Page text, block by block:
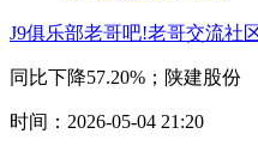
J9俱乐部老哥吧!老哥交流社
同比下降57.20%；陕建股份
时间：2026-05-04 21:20